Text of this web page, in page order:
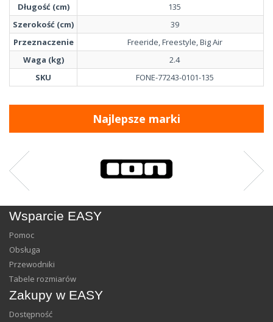
Długość (cm)
135
Szerokość (cm)
39
Przeznaczenie
Freeride, Freestyle, Big Air
Waga (kg)
2.4
SKU
FONE-77243-0101-135
Najlepsze marki
Wsparcie EASY
Pomoc
Obsługa
Przewodniki
Tabele rozmiarów
Zakupy w EASY
Dostępność